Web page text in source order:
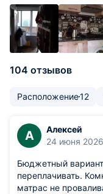
104 отзывов
Расположение12
А
Алексей
24 июня 2026
Бюджетный
переплачивать.
матрас не